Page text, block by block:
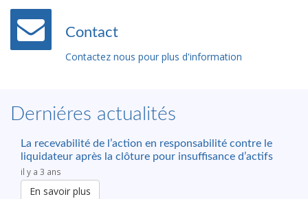
Contact
Contactez nous pour plus d'information
Derniéres actualités
La recevabilité de l’action en responsabilité contre le
liquidateur après la clôture pour insuffisance d’actifs
il y a 3 ans
En savoir plus